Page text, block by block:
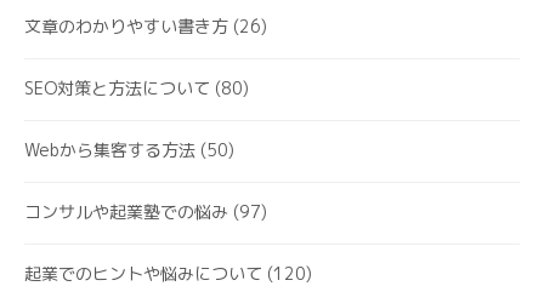
文章のわかりやすい書き方 (26)
SEO対策と方法について (80)
Webから集客する方法 (50)
コンサルや起業塾での悩み (97)
起業でのヒントや悩みについて (120)